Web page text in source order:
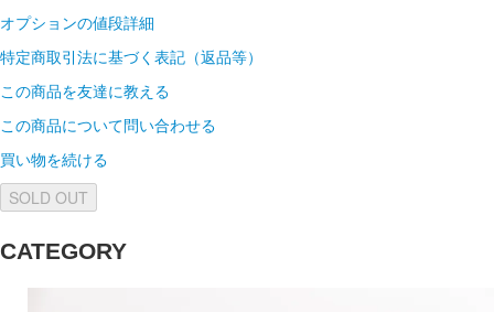
オプションの値段詳細
特定商取引法に基づく表記（返品等）
この商品を友達に教える
この商品について問い合わせる
買い物を続ける
SOLD OUT
CATEGORY